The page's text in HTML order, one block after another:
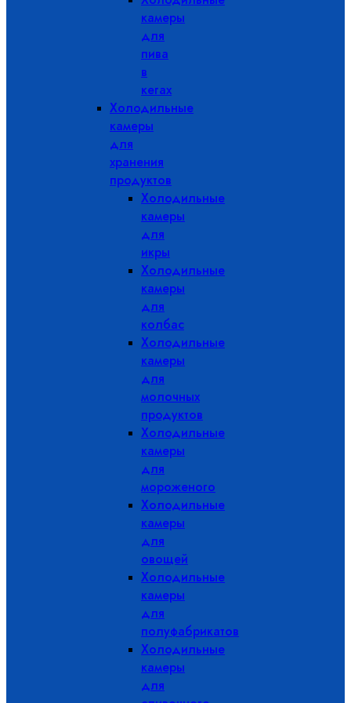
камеры
для
пива
в
кегах
Холодильные
камеры
для
хранения
продуктов
Холодильные
камеры
для
икры
Холодильные
камеры
для
колбас
Холодильные
камеры
для
молочных
продуктов
Холодильные
камеры
для
мороженого
Холодильные
камеры
для
овощей
Холодильные
камеры
для
полуфабрикатов
Холодильные
камеры
для